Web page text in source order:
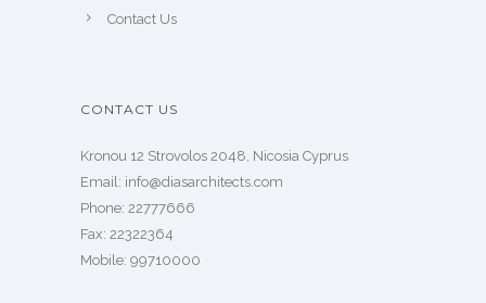
Contact Us
CONTACT US
Kronou 12 Strovolos 2048, Nicosia Cyprus
​Email: info@diasarchitects.com
Phone: 22777666
Fax: 22322364
Mobile: 99710000